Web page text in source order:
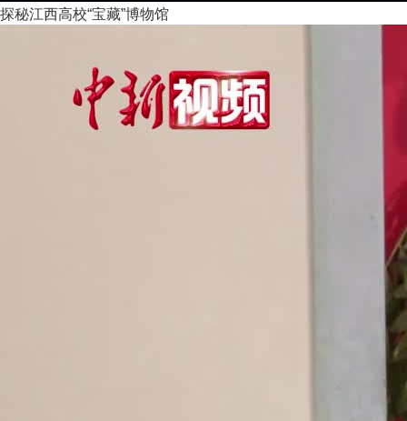
探秘江西高校“宝藏”博物馆